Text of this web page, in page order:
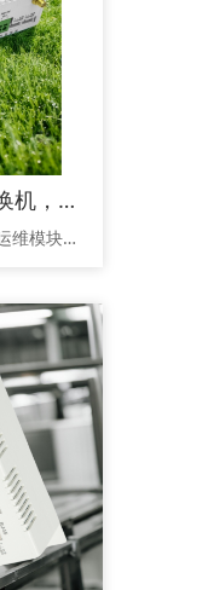
双网智能八口网络交换机，8网口安防运维模块、故障诊断告警交换机
纽脉NSW-C8107FI双网安防运维模块，专为安防监控系统定制。核心支持市电AC220V掉电即时告警；集成8网口交换与4G/有线双网备份，断网秒级切换；提供1路AC220V输入+1路继电器控制输出及DC12V供电输入，实现设备集中启停。精准定位：市电掉电告警与网络保障在视频监控、户外设备箱等场景中，市电突发断电是导致系统停机的首要风险，